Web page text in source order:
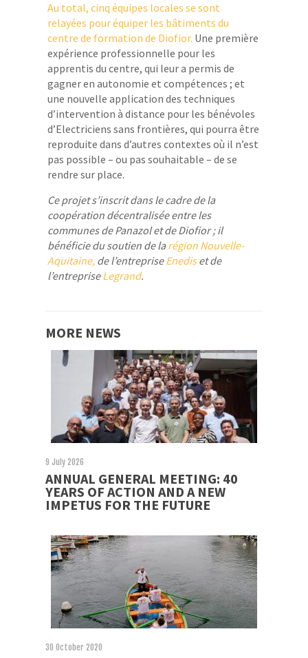
Au total, cinq équipes locales se sont
relayées pour équiper les bâtiments du
centre de formation de Diofior. Une première
expérience professionnelle pour les
apprentis du centre, qui leur a permis de
gagner en autonomie et compétences ; et
une nouvelle application des techniques
d’intervention à distance pour les bénévoles
d’Electriciens sans frontières, qui pourra être
reproduite dans d’autres contextes où il n’est
pas possible – ou pas souhaitable – de se
rendre sur place.
Ce projet s’inscrit dans le cadre de la
coopération décentralisée entre les
communes de Panazol et de Diofior ; il
bénéficie du soutien de larégion Nouvelle-
Aquitaine, de l’entrepriseEnediset de
l’entrepriseLegrand.
MORE NEWS
9 July 2026
ANNUAL GENERAL MEETING: 40
YEARS OF ACTION AND A NEW
IMPETUS FOR THE FUTURE
30 October 2020